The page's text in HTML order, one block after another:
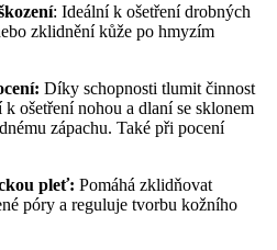
: Ideální k ošetření drobných
zklidnění kůže po hmyzím
Díky schopnosti tlumit činnost
ošetření nohou a dlaní se sklonem
zápachu. Také při pocení
pleť: Pomáhá zklidňovat
póry a reguluje tvorbu kožního